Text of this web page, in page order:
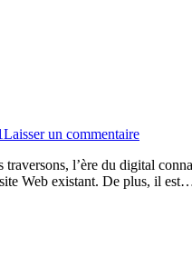
Laisser un commentaire
l’ère du digital
Web existant. De plus, il